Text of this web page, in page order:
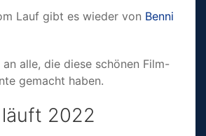
Lauf gibt es wieder von Benni
alle, die diese schönen Film-
gemacht haben.
2022